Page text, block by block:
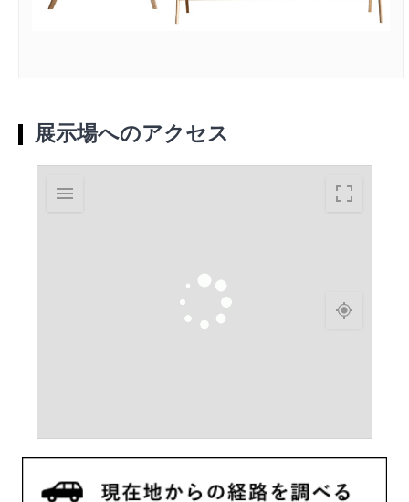
展示場へのアクセス